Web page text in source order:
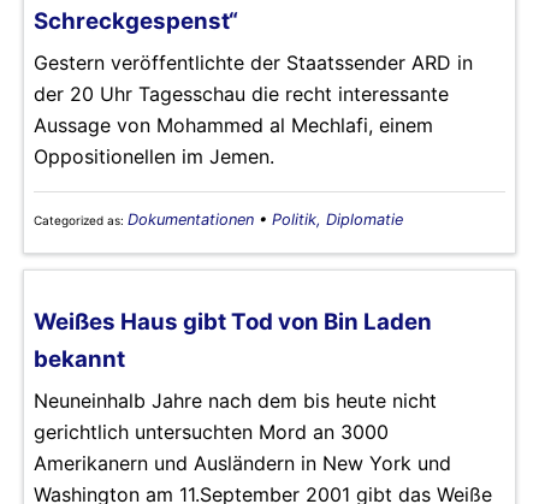
Schreckgespenst“
Gestern veröffentlichte der Staatssender ARD in
der 20 Uhr Tagesschau die recht interessante
Aussage von Mohammed al Mechlafi, einem
Oppositionellen im Jemen.
Categorized as: Dokumentationen • Politik, Diplomatie
Weißes Haus gibt Tod von Bin Laden
bekannt
Neuneinhalb Jahre nach dem bis heute nicht
gerichtlich untersuchten Mord an 3000
Amerikanern und Ausländern in New York und
Washington am 11.September 2001 gibt das Weiße